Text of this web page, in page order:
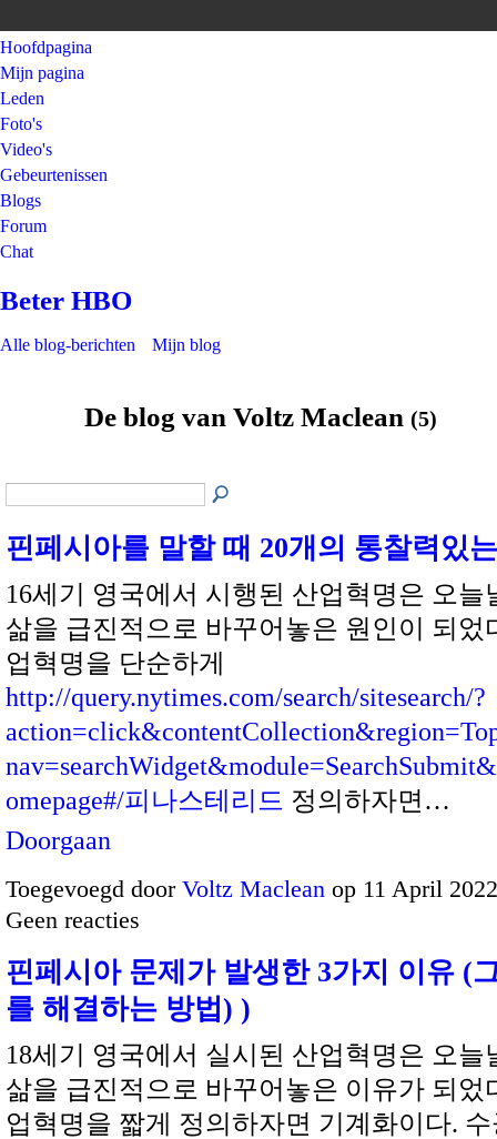
Hoofdpagina
Mijn pagina
Leden
Foto's
Video's
Gebeurtenissen
Blogs
Forum
Chat
Beter HBO
Alle blog-berichten Mijn blog
De blog van Voltz Maclean (5)
핀페시아를 말할 때 20개의 통찰력있
16세기 영국에서 시행된 산업혁명은 오늘
삶을 급진적으로 바꾸어놓은 원인이 되었
업혁명을 단순하게
http://query.nytimes.com/search/sitesearch/?
omepage#/피나스테리드 정의하자면…
Doorgaan
Toegevoegd door Voltz Maclean op 11 April
Geen reacties
핀페시아 문제가 발생한 3가지 이유 (
를 해결하는 방법) )
18세기 영국에서 실시된 산업혁명은 오늘
삶을 급진적으로 바꾸어놓은 이유가 되었
업혁명을 짧게 정의하자면 기계화이다.